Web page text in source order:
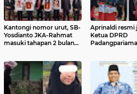
Kantongi nomor urut, SB-
Yosdianto JKA-Rahmat
masuki tahapan 2 bulan
Aprinaldi resmi
Ketua DPRD